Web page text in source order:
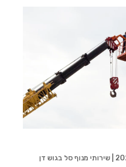
שירותי מנוף סל בגוש דן